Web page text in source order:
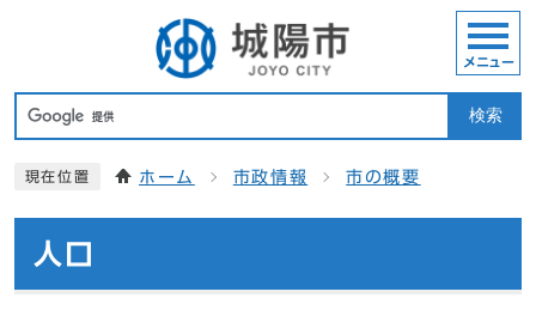
検索
メニュー
現在位置 ホーム 市政情報 市の概要
人口